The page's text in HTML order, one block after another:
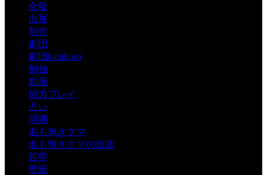
全般
出展
制作
劇団
劇団kanikuso
勉強
動画
協力プレイ
占い
同期
名も無きクマ
名も無きクマの放送
哲学
壁紙